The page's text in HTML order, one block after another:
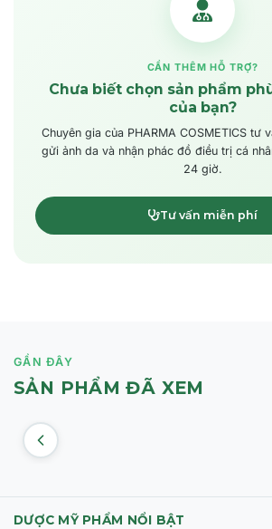
CẦN THÊM HỖ TRỢ?
Chưa biết chọn sản phẩm
của bạn?
Chuyên gia của PHARMA COSMETICS tư
gửi ảnh da và nhận phác đồ điều trị cá
24 giờ.
Tư vấn miễn phí
GẦN ĐÂY
SẢN PHẨM ĐÃ XEM
DƯỢC MỸ PHẨM NỔI BẬT